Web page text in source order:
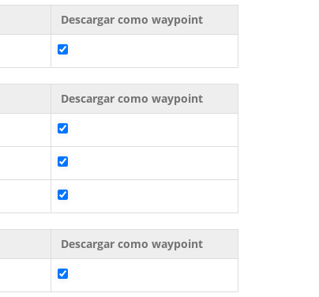
Descargar como waypoint
Descargar como waypoint
Descargar como waypoint